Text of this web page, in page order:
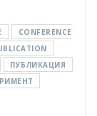
CONFERENCE
ПУБЛИКАЦИЯ